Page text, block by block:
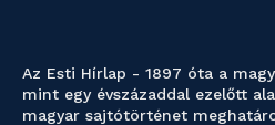
Az Esti Hírlap - 1897 óta a
mint egy évszázaddal ezelőtt
magyar sajtótörténet